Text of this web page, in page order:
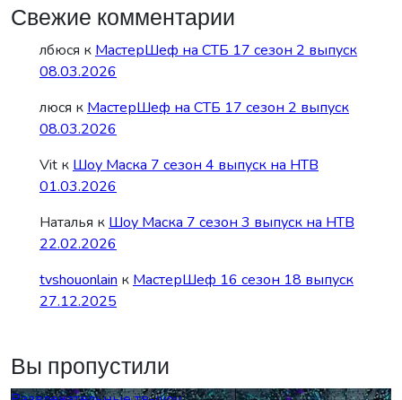
Свежие комментарии
лбюся к МастерШеф на СТБ 17 сезон 2 выпуск
08.03.2026
люся к МастерШеф на СТБ 17 сезон 2 выпуск
08.03.2026
Vit к Шоу Маска 7 сезон 4 выпуск на НТВ
01.03.2026
Наталья к Шоу Маска 7 сезон 3 выпуск на НТВ
22.02.2026
tvshouonlain к МастерШеф 16 сезон 18 выпуск
27.12.2025
Вы пропустили